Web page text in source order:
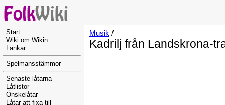
Start
Wiki om Wikin
Länkar
Spelmansstämmor
Senaste låtarna
Låtlistor
Önskelåtar
Låtar att fixa till
Musik /
Kadrilj från Landskrona-